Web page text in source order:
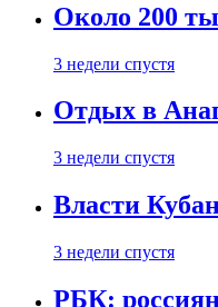
Около 200
3 недели спустя
Отдых в
3 недели спустя
Власти
3 недели спустя
РБК: